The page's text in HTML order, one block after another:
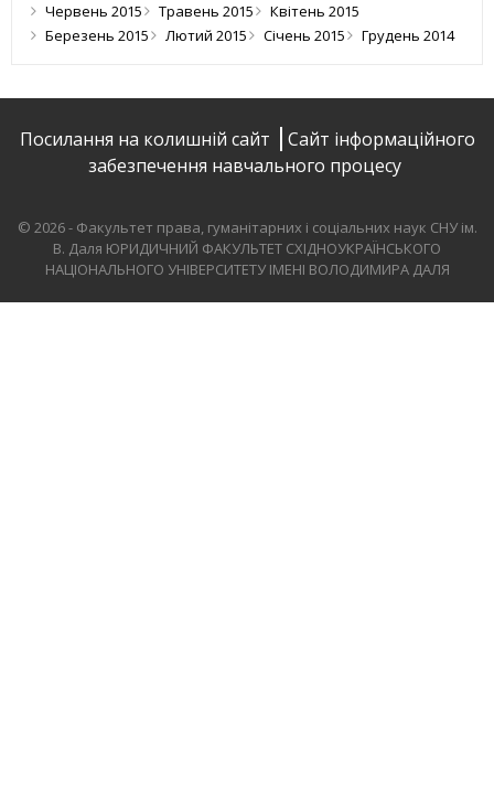
Червень 2015
Травень 2015
Квітень 2015
Березень 2015
Лютий 2015 Січень 2015 Грудень 2014
Посилання на колишній сайт
Сайт інформаційного
забезпечення навчального процесу
© 2026 - Факультет права, гуманітарних і соціальних наук СНУ ім.
В. Даля ЮРИДИЧНИЙ ФАКУЛЬТЕТ СХІДНОУКРАЇНСЬКОГО
НАЦІОНАЛЬНОГО УНІВЕРСИТЕТУ ІМЕНІ ВОЛОДИМИРА ДАЛЯ